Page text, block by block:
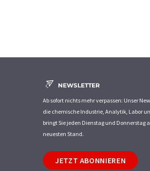
NEWSLETTER
Ab sofort nichts mehr verpassen: Unser
die chemische Industrie, Analytik, Labor
bringt Sie jeden Dienstag und Donnerstag
neuesten Stand.
JETZT ABONNIEREN